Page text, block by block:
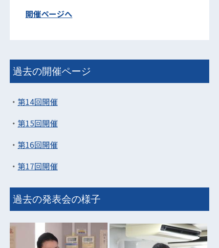
開催ページへ
過去の開催ページ
・ 第14回開催
・ 第15回開催
・ 第16回開催
・ 第17回開催
過去の発表会の様子